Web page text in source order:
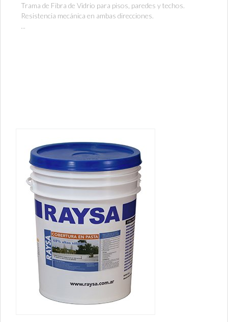
Trama de Fibra de Vidrio para pisos, paredes y techos.
Resistencia mecánica en ambas direcciones.